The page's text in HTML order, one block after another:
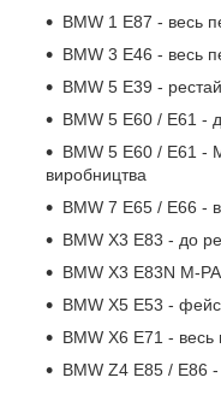
BMW 1 E87 - весь
BMW 3 E46 - весь
BMW 5 E39 -
BMW 5 E60 / E61 -
BMW 5 E60 / E61 -
виробництва
BMW 7 E65 / E66 -
BMW X3 E83 - до
BMW X3 E83N M-
BMW X5 E53 -
BMW X6 E71 - весь
BMW Z4 E85 / E86 -